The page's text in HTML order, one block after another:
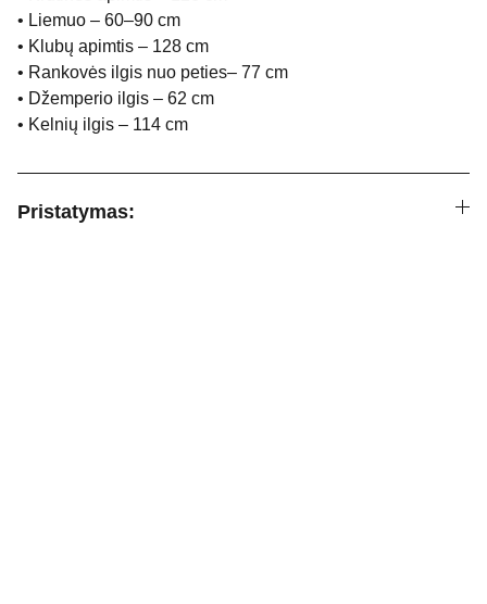
• Liemuo – 60–90 cm
• Klubų apimtis – 128 cm
• Rankovės ilgis nuo peties– 77 cm
• Džemperio ilgis – 62 cm
• Kelnių ilgis – 114 cm
Pristatymas: